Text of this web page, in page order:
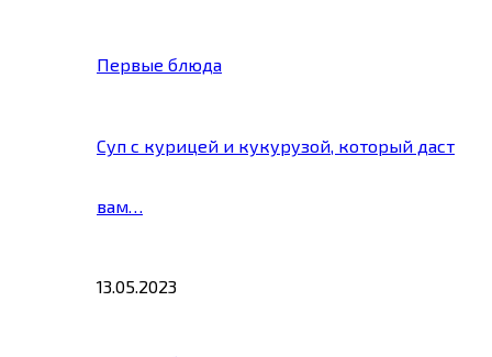
Первые блюда
Суп с курицей и кукурузой, который даст
вам…
13.05.2023